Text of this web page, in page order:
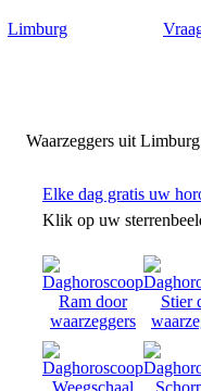
Limburg
Waarzeggers uit
Elke dag gratis uw
Klik op uw